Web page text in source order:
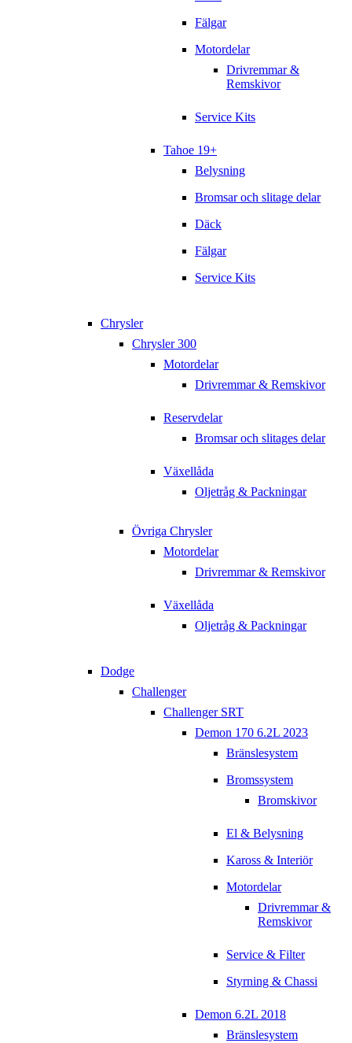
Fälgar
Motordelar
Drivremmar &
Remskivor
Service Kits
Tahoe 19+
Belysning
Bromsar och slitage delar
Däck
Fälgar
Service Kits
Chrysler
Chrysler 300
Motordelar
Drivremmar & Remskivor
Reservdelar
Bromsar och slitages delar
Växellåda
Oljetråg & Packningar
Övriga Chrysler
Motordelar
Drivremmar & Remskivor
Växellåda
Oljetråg & Packningar
Dodge
Challenger
Challenger SRT
Demon 170 6.2L 2023
Bränslesystem
Bromssystem
Bromskivor
El & Belysning
Kaross & Interiör
Motordelar
Drivremmar &
Remskivor
Service & Filter
Styrning & Chassi
Demon 6.2L 2018
Bränslesystem